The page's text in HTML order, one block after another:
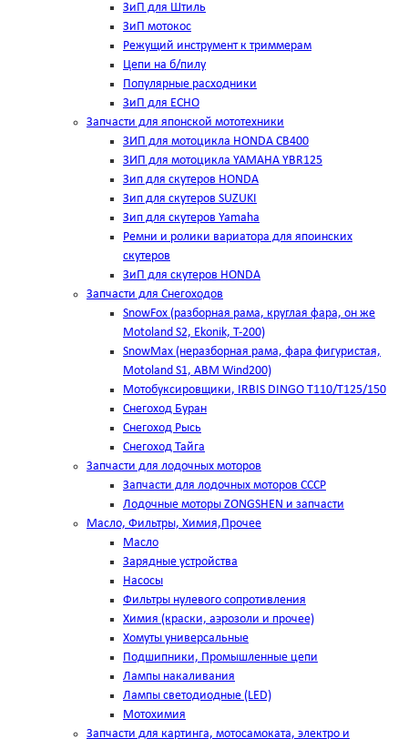
ЗиП для Штиль
ЗиП мотокос
Режущий инструмент к триммерам
Цепи на б/пилу
Популярные расходники
ЗиП для ЕСНО
Запчасти для японской мототехники
ЗИП для мотоцикла HONDA CB400
ЗИП для мотоцикла YAMAHA YBR125
Зип для скутеров HONDA
Зип для скутеров SUZUKI
Зип для скутеров Yamaha
Ремни и ролики вариатора для япоинских
скутеров
ЗиП для скутеров HONDA
Запчасти для Снегоходов
SnowFox (разборная рама, круглая фара, он же
Motoland S2, Ekonik, T-200)
SnowMax (неразборная рама, фара фигуристая,
Motoland S1, ABM Wind200)
Мотобуксировщики, IRBIS DINGO Т110/Т125/150
Снегоход Буран
Снегоход Рысь
Снегоход Тайга
Запчасти для лодочных моторов
Запчасти для лодочных моторов СССР
Лодочные моторы ZONGSHEN и запчасти
Масло, Фильтры, Химия,Прочее
Масло
Зарядные устройства
Насосы
Фильтры нулевого сопротивления
Химия (краски, аэрозоли и прочее)
Хомуты универсальные
Подшипники, Промышленные цепи
Лампы накаливания
Лампы светодиодные (LED)
Мотохимия
Запчасти для картинга, мотосамоката, электро и